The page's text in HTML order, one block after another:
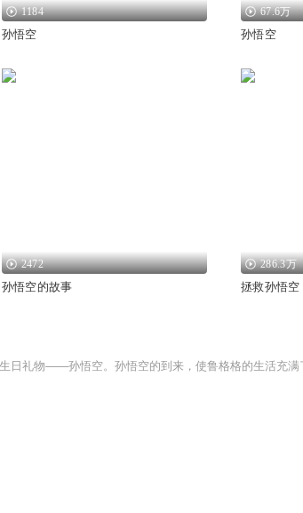
1184
孙悟空
67.6万
孙悟空
2472
孙悟空的故事
286.3万
拯救孙悟空